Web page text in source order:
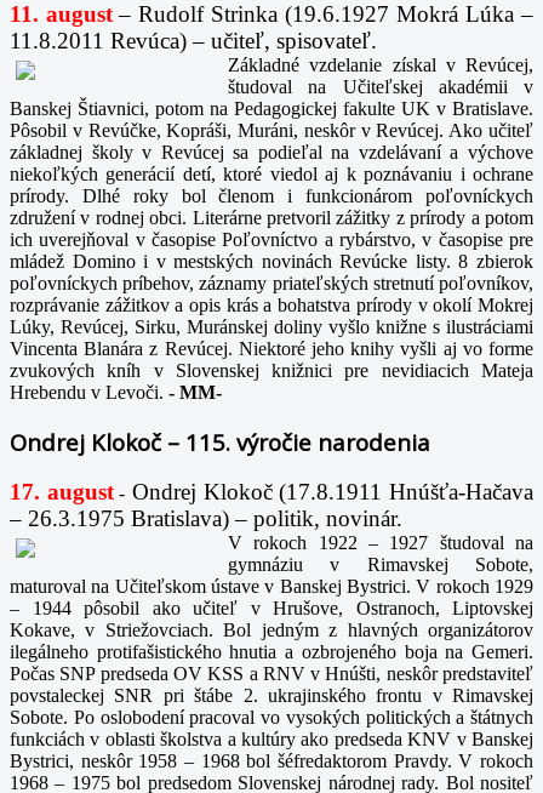
11. august – Rudolf Strinka (19.6.1927 Mokrá Lúka –
11.8.2011 Revúca) – učiteľ, spisovateľ.
Základné vzdelanie získal v Revúcej,
študoval na Učiteľskej akadémii v
Banskej Štiavnici, potom na Pedagogickej fakulte UK v Bratislave.
Pôsobil v Revúčke, Kopráši, Muráni, neskôr v Revúcej. Ako učiteľ
základnej školy v Revúcej sa podieľal na vzdelávaní a výchove
niekoľkých generácií detí, ktoré viedol aj k poznávaniu i ochrane
prírody. Dlhé roky bol členom i funkcionárom poľovníckych
združení v rodnej obci. Literárne pretvoril zážitky z prírody a potom
ich uverejňoval v časopise Poľovníctvo a rybárstvo, v časopise pre
mládež Domino i v mestských novinách Revúcke listy. 8 zbierok
poľovníckych príbehov, záznamy priateľských stretnutí poľovníkov,
rozprávanie zážitkov a opis krás a bohatstva prírody v okolí Mokrej
Lúky, Revúcej, Sirku, Muránskej doliny vyšlo knižne s ilustráciami
Vincenta Blanára z Revúcej. Niektoré jeho knihy vyšli aj vo forme
zvukových kníh v Slovenskej knižnici pre nevidiacich Mateja
Hrebendu v Levoči. - MM-
Ondrej Klokoč – 115. výročie narodenia
17. august- Ondrej Klokoč (17.8.1911 Hnúšťa-Hačava
– 26.3.1975 Bratislava) – politik, novinár.
V rokoch 1922 – 1927 študoval na
gymnáziu v Rimavskej Sobote,
maturoval na Učiteľskom ústave v Banskej Bystrici. V rokoch 1929
– 1944 pôsobil ako učiteľ v Hrušove, Ostranoch, Liptovskej
Kokave, v Striežovciach. Bol jedným z hlavných organizátorov
ilegálneho protifašistického hnutia a ozbrojeného boja na Gemeri.
Počas SNP predseda OV KSS a RNV v Hnúšti, neskôr predstaviteľ
povstaleckej SNR pri štábe 2. ukrajinského frontu v Rimavskej
Sobote. Po oslobodení pracoval vo vysokých politických a štátnych
funkciách v oblasti školstva a kultúry ako predseda KNV v Banskej
Bystrici, neskôr 1958 – 1968 bol šéfredaktorom Pravdy. V rokoch
1968 – 1975 bol predsedom Slovenskej národnej rady. Bol nositeľ